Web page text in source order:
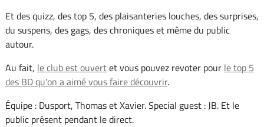
Et des quizz, des top 5, des plaisanteries louches, des surprises,
du suspens, des gags, des chroniques et même du public
autour.
Au fait, le club est ouvertet vous pouvez revoter pour le top 5
des BD qu'on a aimé vous faire découvrir.
Équipe : Dusport, Thomas et Xavier. Special guest : JB. Et le
public présent pendant le direct.